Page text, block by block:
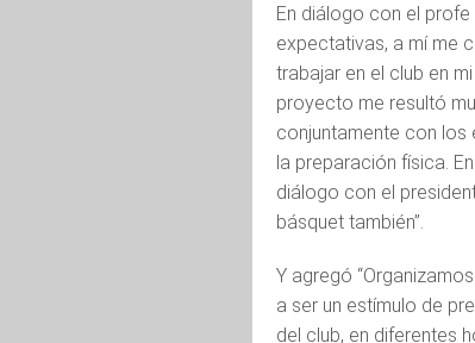
En diálogo con el profe
expectativas, a mí me
trabajar en el club en
proyecto me resultó
conjuntamente con los
la preparación física.
diálogo con el
básquet también”.
Y agregó
a ser un estímulo de
del club, en diferentes